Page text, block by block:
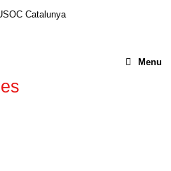
Menu